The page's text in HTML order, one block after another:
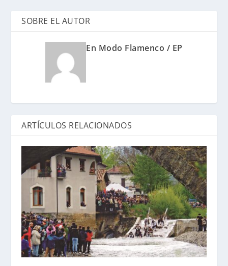
SOBRE EL AUTOR
En Modo Flamenco / EP
ARTÍCULOS RELACIONADOS